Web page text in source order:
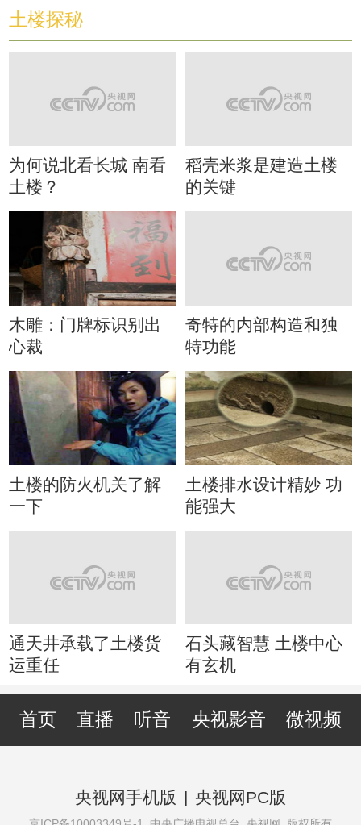
土楼探秘
为何说北看长城 南看
土楼？
稻壳米浆是建造土楼
的关键
木雕：门牌标识别出
心裁
奇特的内部构造和独
特功能
土楼的防火机关了解
一下
土楼排水设计精妙 功
能强大
通天井承载了土楼货
运重任
石头藏智慧 土楼中心
有玄机
首页 直播 听音 央视影音 微视频
央视网手机版 | 央视网PC版